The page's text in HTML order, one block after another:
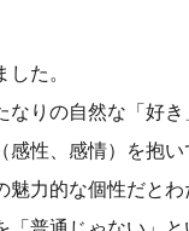
た。
なりの自然な「好き
感性、感情）を抱
魅力的な個性だとわ